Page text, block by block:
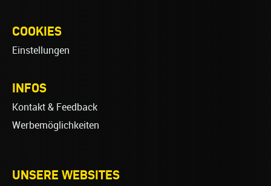
COOKIES
Einstellungen
INFOS
Kontakt & Feedback
Werbemöglichkeiten
UNSERE WEBSITES